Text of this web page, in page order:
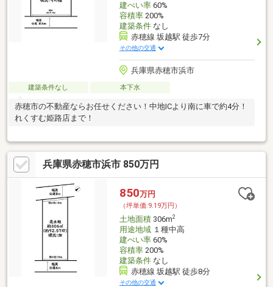
建ぺい率60%
容積率200%
建築条件なし
赤穂線 坂越駅 徒歩7分
その他の交通
兵庫県赤穂市浜市
建築条件なし 本下水
赤穂市の不動産ならお任せください！中地ICより南に車で約4分！
れくすむ姫路店まで！
兵庫県赤穂市浜市 850万円
850万円
（坪単価:9.19万円）
土地面積306m2
用途地域１種中高
建ぺい率60%
容積率200%
建築条件なし
赤穂線 坂越駅 徒歩8分
その他の交通